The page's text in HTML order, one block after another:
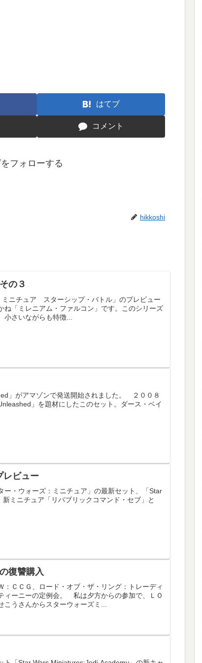
はてブ
コメント
フォローする
hikkoshi
の３
ニチュア スターシップ・バトル」のプレビュー
ね「ミレニアム・ファルコン」です。このシリーズ
さいながらも特徴...
」がアマゾンで発送開始されました。 ２００８
」を題材にしたこのセット。ダース・ベイ
ビュー
・ウォーズ：ミニチュア」の最新セット、「Star
ミニチュア「リパブリックコマンド・セブ」と
復讐購入
ＣＣＧ、ロード・オブ・ザ・リング：トレーディ
ィーニーの定例会。 私は夕方からの参加で、ＬＯ
こうさんからスターウォーズミ...